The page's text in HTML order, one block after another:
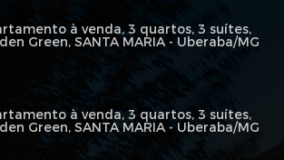
à venda, 3 quartos, 3 suítes,
Green, SANTA MARIA - Uberaba/MG
à venda, 3 quartos, 3 suítes,
Green, SANTA MARIA - Uberaba/MG